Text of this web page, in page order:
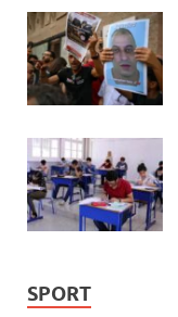
SPORT